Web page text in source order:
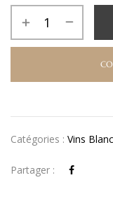
Catégories : Vins
Partager :